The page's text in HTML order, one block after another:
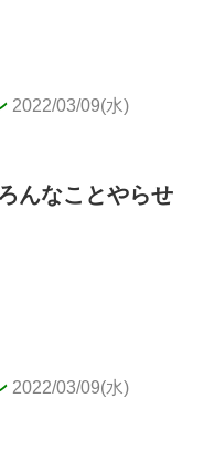
2022/03/09(水)
んなことやらせ
2022/03/09(水)